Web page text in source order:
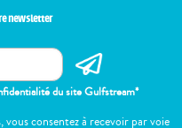
newsletter
du site Gulfstream*
consentez à recevoir par voie